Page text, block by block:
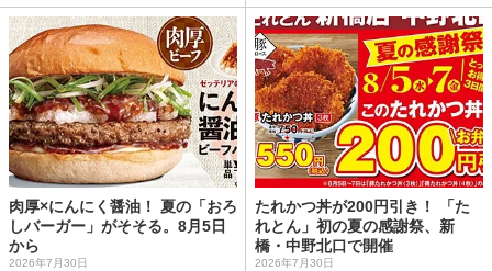
肉厚×にんにく醤油！ 夏の「おろ
しバーガー」がそそる。8月5日
から
2026年7月30日
たれかつ丼が200円引き！ 「た
れとん」初の夏の感謝祭、新
橋・中野北口で開催
2026年7月30日